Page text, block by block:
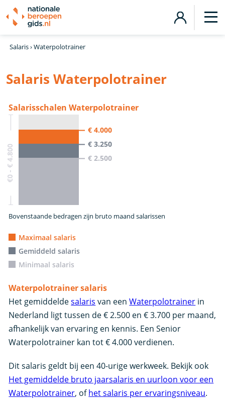
Salaris›Waterpolotrainer
Salaris Waterpolotrainer
Salarisschalen Waterpolotrainer
€0 - € 4.800
€ 4.000
€ 3.250
€ 2.500
Bovenstaande bedragen zijn bruto maand salarissen
Maximaal salaris
Gemiddeld salaris
Minimaal salaris
Waterpolotrainer salaris
Het gemiddeldesalaris van eenWaterpolotrainer in
Nederland ligt tussen de € 2.500 en € 3.700 per maand,
afhankelijk van ervaring en kennis. Een Senior
Waterpolotrainer kan tot € 4.000 verdienen.
Dit salaris geldt bij een 40-urige werkweek. Bekijk ook
Het gemiddelde bruto jaarsalaris en uurloon voor een
Waterpolotrainer, ofhet salaris per ervaringsniveau.